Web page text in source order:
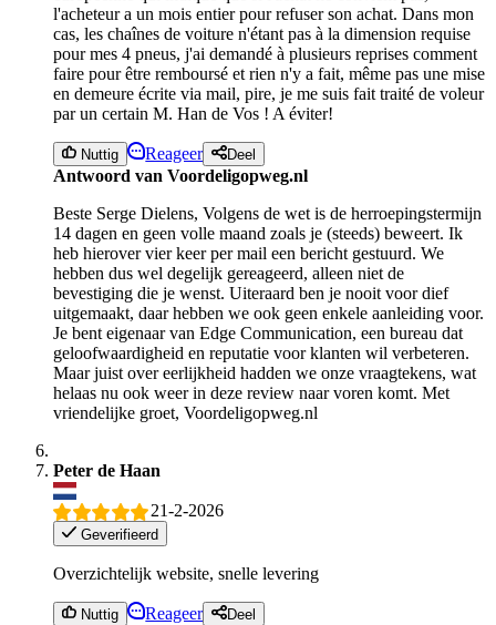
l'acheteur a un mois entier pour refuser son achat. Dans mon
cas, les chaînes de voiture n'étant pas à la dimension requise
pour mes 4 pneus, j'ai demandé à plusieurs reprises comment
faire pour être remboursé et rien n'y a fait, même pas une mise
en demeure écrite via mail, pire, je me suis fait traité de voleur
par un certain M. Han de Vos ! A éviter!
Nuttig Reageer Deel
Antwoord van Voordeligopweg.nl
Beste Serge Dielens, Volgens de wet is de herroepingstermijn
14 dagen en geen volle maand zoals je (steeds) beweert. Ik
heb hierover vier keer per mail een bericht gestuurd. We
hebben dus wel degelijk gereageerd, alleen niet de
bevestiging die je wenst. Uiteraard ben je nooit voor dief
uitgemaakt, daar hebben we ook geen enkele aanleiding voor.
Je bent eigenaar van Edge Communication, een bureau dat
geloofwaardigheid en reputatie voor klanten wil verbeteren.
Maar juist over eerlijkheid hadden we onze vraagtekens, wat
helaas nu ook weer in deze review naar voren komt. Met
vriendelijke groet, Voordeligopweg.nl
Peter de Haan
21-2-2026
Geverifieerd
Overzichtelijk website, snelle levering
Nuttig Reageer Deel